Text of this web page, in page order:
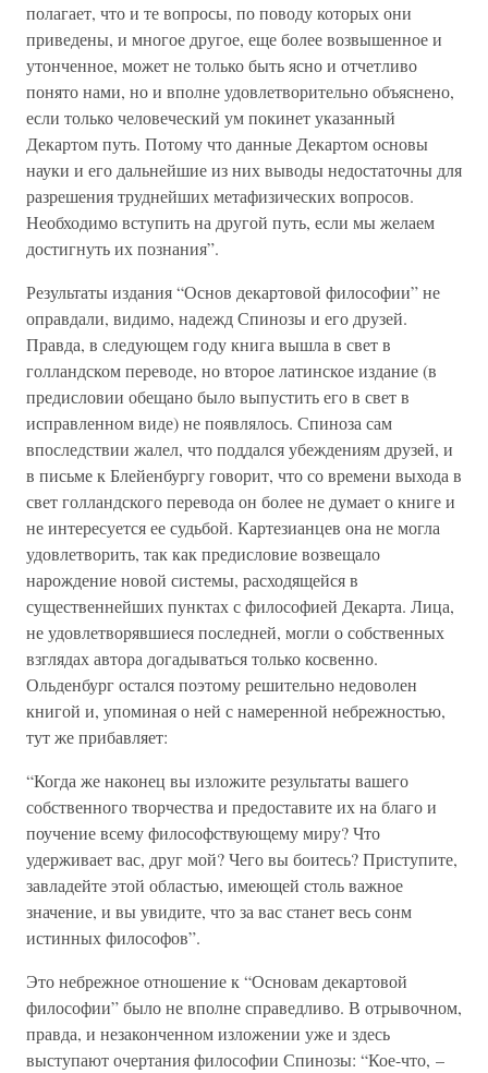
полагает, что и те вопросы, по поводу которых они
приведены, и многое другое, еще более возвышенное и
утонченное, может не только быть ясно и отчетливо
понято нами, но и вполне удовлетворительно объяснено,
если только человеческий ум покинет указанный
Декартом путь. Потому что данные Декартом основы
науки и его дальнейшие из них выводы недостаточны для
разрешения труднейших метафизических вопросов.
Необходимо вступить на другой путь, если мы желаем
достигнуть их познания”.
Результаты издания “Основ декартовой философии” не
оправдали, видимо, надежд Спинозы и его друзей.
Правда, в следующем году книга вышла в свет в
голландском переводе, но второе латинское издание (в
предисловии обещано было выпустить его в свет в
исправленном виде) не появлялось. Спиноза сам
впоследствии жалел, что поддался убеждениям друзей, и
в письме к Блейенбургу говорит, что со времени выхода в
свет голландского перевода он более не думает о книге и
не интересуется ее судьбой. Картезианцев она не могла
удовлетворить, так как предисловие возвещало
нарождение новой системы, расходящейся в
существеннейших пунктах с философией Декарта. Лица,
не удовлетворявшиеся последней, могли о собственных
взглядах автора догадываться только косвенно.
Ольденбург остался поэтому решительно недоволен
книгой и, упоминая о ней с намеренной небрежностью,
тут же прибавляет:
“Когда же наконец вы изложите результаты вашего
собственного творчества и предоставите их на благо и
поучение всему философствующему миру? Что
удерживает вас, друг мой? Чего вы боитесь? Приступите,
завладейте этой областью, имеющей столь важное
значение, и вы увидите, что за вас станет весь сонм
истинных философов”.
Это небрежное отношение к “Основам декартовой
философии” было не вполне справедливо. В отрывочном,
правда, и незаконченном изложении уже и здесь
выступают очертания философии Спинозы: “Кое-что, –